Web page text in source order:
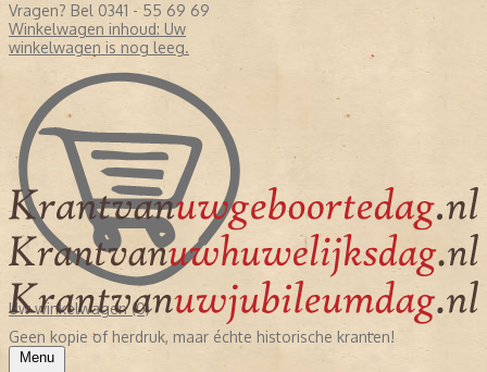
Vragen? Bel 0341 - 55 69 69
Winkelwagen inhoud: Uw
winkelwagen is nog leeg.
Uw winkelwagen (0)
Geen kopie of herdruk, maar échte historische kranten!
Menu